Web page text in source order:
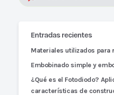
Entradas recientes
Materiales utilizados para
Embobinado simple y
¿Qué es el Fotodiodo?
características de